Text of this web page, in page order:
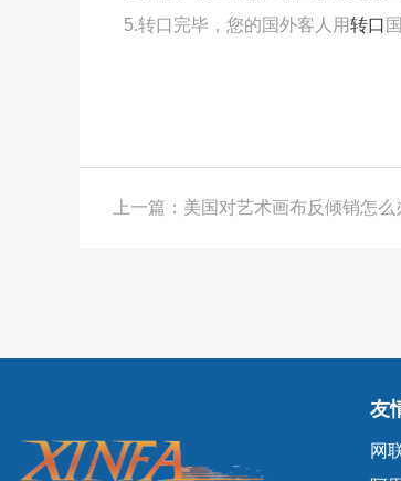
5.转口完毕，您的国外客人用转口
上一篇：美国对艺术画布反倾销怎么
友
网